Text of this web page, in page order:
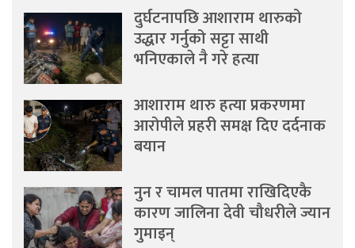
दुर्घटनापछि आशाराम थारुको
उद्धार गर्नुको सट्टा साथी
भनिएकाले नै गरे हत्या
आशाराम थारु हत्या प्रकरणमा
आरोपीले प्रहरी समक्ष दिए दर्दनाक
बयान
नुन र चामल पातमा राखिदिएकै
कारण जालिना देवी चौधरीले ज्यान
गुमाइन्